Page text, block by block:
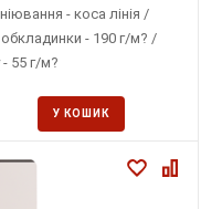
- коса лінія /
- 190 г/м? /
55 г/м?
У КОШИК